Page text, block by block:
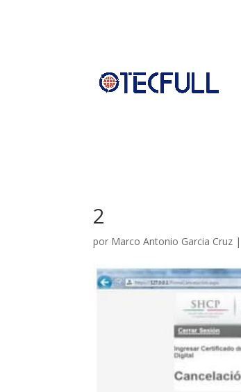
2
por Marco Antonio Garcia Cruz |